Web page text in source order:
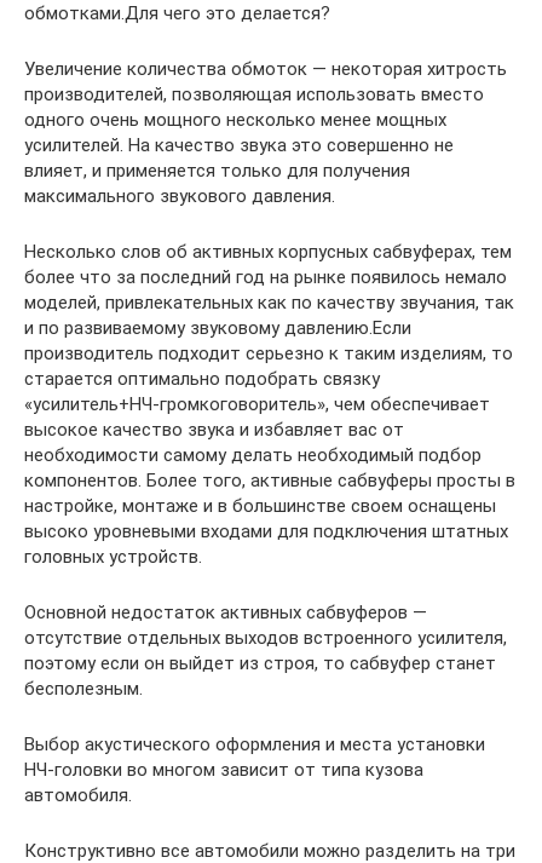
обмотками.Для чего это делается?
Увеличение количества обмоток — некоторая хитрость
производителей, позволяющая использовать вместо
одного очень мощного несколько менее мощных
усилителей. На качество звука это совершенно не
влияет, и применяется только для получения
максимального звукового давления.
Несколько слов об активных корпусных сабвуферах, тем
более что за последний год на рынке появилось немало
моделей, привлекательных как по качеству звучания, так
и по развиваемому звуковому давлению.Если
производитель подходит серьезно к таким изделиям, то
старается оптимально подобрать связку
«усилитель+НЧ-громкоговоритель», чем обеспечивает
высокое качество звука и избавляет вас от
необходимости самому делать необходимый подбор
компонентов. Более того, активные сабвуферы просты в
настройке, монтаже и в большинстве своем оснащены
высоко уровневыми входами для подключения штатных
головных устройств.
Основной недостаток активных сабвуферов —
отсутствие отдельных выходов встроенного усилителя,
поэтому если он выйдет из строя, то сабвуфер станет
бесполезным.
Выбор акустического оформления и места установки
НЧ-головки во многом зависит от типа кузова
автомобиля.
Конструктивно все автомобили можно разделить на три